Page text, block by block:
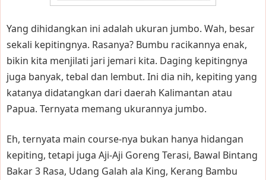
Yang dihidangkan ini adalah ukuran jumbo. Wah, besar
sekali kepitingnya. Rasanya? Bumbu racikannya enak,
bikin kita menjilati jari jemari kita. Daging kepitingnya
juga banyak, tebal dan lembut. Ini dia nih, kepiting yang
katanya didatangkan dari daerah Kalimantan atau
Papua. Ternyata memang ukurannya jumbo.
Eh, ternyata main course-nya bukan hanya hidangan
kepiting, tetapi juga Aji-Aji Goreng Terasi, Bawal Bintang
Bakar 3 Rasa, Udang Galah ala King, Kerang Bambu